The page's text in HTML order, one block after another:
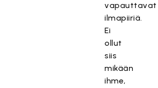
vapauttavat
ilmapiiriä.
Ei
ollut
siis
mikään
ihme,